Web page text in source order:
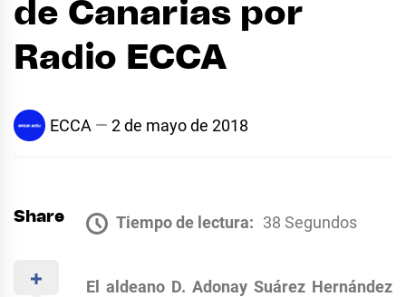
de Canarias por
Radio ECCA
ECCA 2 de mayo de 2018
Share Tiempo de lectura: 38 Segundos
El aldeano D. Adonay Suárez Hernández